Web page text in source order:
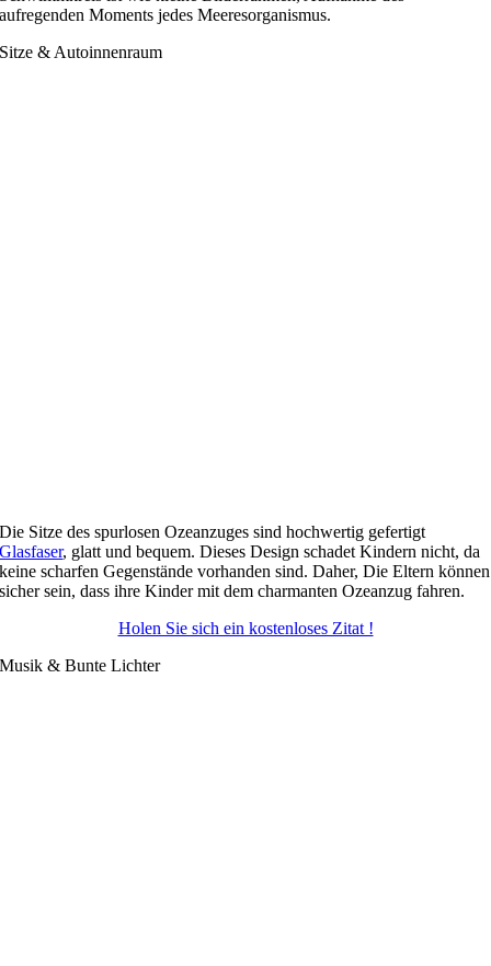
aufregenden Moments jedes Meeresorganismus.
Sitze & Autoinnenraum
Die Sitze des spurlosen Ozeanzuges sind hochwertig gefertigt
Glasfaser, glatt und bequem. Dieses Design schadet Kindern nicht, da
keine scharfen Gegenstände vorhanden sind. Daher, Die Eltern können
sicher sein, dass ihre Kinder mit dem charmanten Ozeanzug fahren.
Holen Sie sich ein kostenloses Zitat !
Musik & Bunte Lichter